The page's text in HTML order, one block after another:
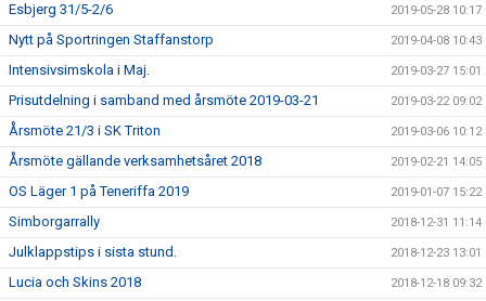
Esbjerg 31/5-2/6 2019-05-28 10:17
Nytt på Sportringen Staffanstorp 2019-04-08 10:43
Intensivsimskola i Maj. 2019-03-27 15:01
Prisutdelning i samband med årsmöte 2019-03-21 2019-03-22 09:02
Årsmöte 21/3 i SK Triton 2019-03-06 10:12
Årsmöte gällande verksamhetsåret 2018 2019-02-21 14:05
OS Läger 1 på Teneriffa 2019 2019-01-07 15:22
Simborgarrally 2018-12-31 11:14
Julklappstips i sista stund. 2018-12-23 13:01
Lucia och Skins 2018 2018-12-18 09:32